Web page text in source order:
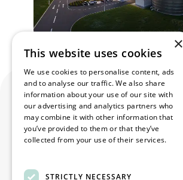
×
This website uses cookies
We use cookies to personalise content, ads
and to analyse our traffic. We also share
information about your use of our site with
our advertising and analytics partners who
may combine it with other information that
you’ve provided to them or that they’ve
collected from your use of their services.
STRICTLY NECESSARY